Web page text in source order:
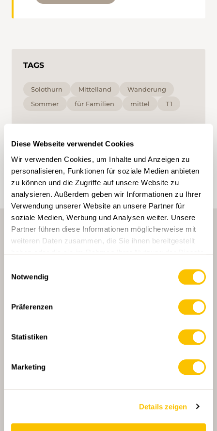
Diese Webseite verwendet Cookies
Wir verwenden Cookies, um Inhalte und Anzeigen zu
personalisieren, Funktionen für soziale Medien anbieten
zu können und die Zugriffe auf unsere Website zu
analysieren. Außerdem geben wir Informationen zu Ihrer
Verwendung unserer Website an unsere Partner für
soziale Medien, Werbung und Analysen weiter. Unsere
Partner führen diese Informationen möglicherweise mit
weiteren Daten zusammen, die Sie ihnen bereitgestellt
Notwendig
Präferenzen
Statistiken
Marketing
Details zeigen
TAGS
Solothurn Mittelland
Wanderung
Sommer
für Familien mittel T1
Interessen zugeschnittenen Content vorgeschlagen.
Tags können nur in einem Account gespeichert
werden.